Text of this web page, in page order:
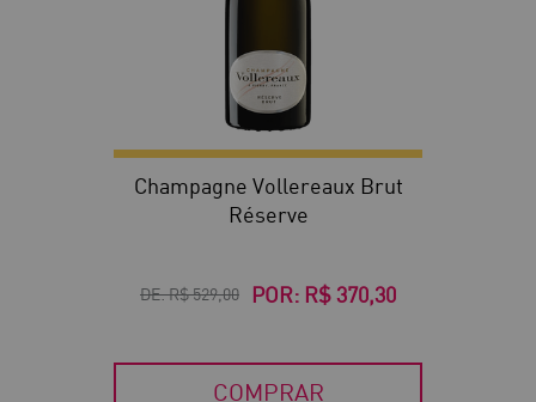
Champagne Vollereaux Brut
Réserve
DE:R$ 529,00 POR: R$ 370,30
COMPRAR